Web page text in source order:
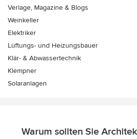
Verlage, Magazine & Blogs
Weinkeller
Elektriker
Lüftungs- und Heizungsbauer
Klär- & Abwassertechnik
Klempner
Solaranlagen
Warum sollten Sie